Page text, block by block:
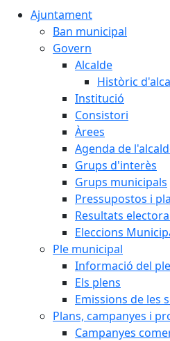
Ajuntament
Ban municipal
Govern
Alcalde
Històric
Institució
Consistori
Àrees
Agenda de
Grups d'interès
Grups municipals
Pressupostos i
Resultats
Eleccions
Ple municipal
Informació del
Els plens
Emissions de les
Plans, campanyes i
Campanyes